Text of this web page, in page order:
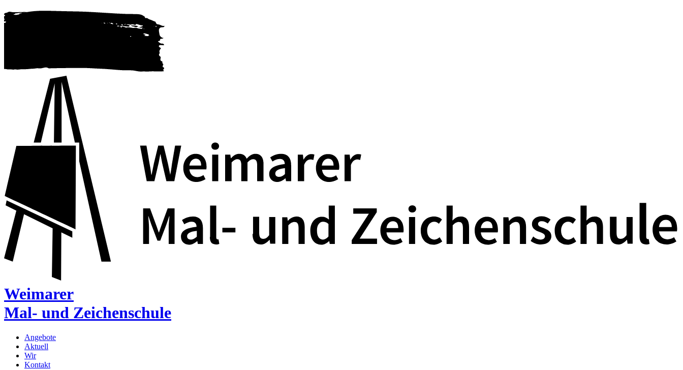
Weimarer
Mal- und Zeichenschule
Angebote
Aktuell
Wir
Kontakt